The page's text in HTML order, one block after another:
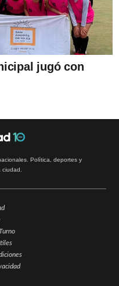
jugó con
Política, deportes y